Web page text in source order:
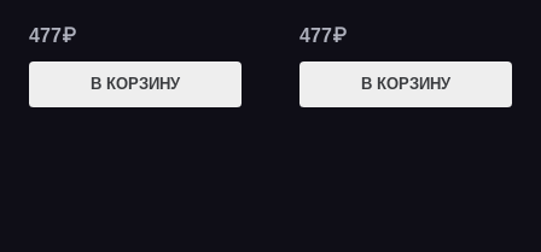
477₽
В КОРЗИНУ
477₽
В КОРЗИНУ